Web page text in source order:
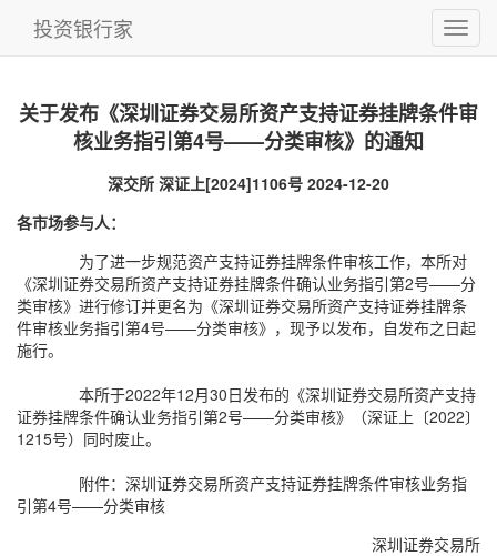
投资银行家
关于发布《深圳证券交易所资产支持证券挂牌条件审
核业务指引第4号——分类审核》的通知
深交所 深证上[2024]1106号 2024-12-20
各市场参与人：
为了进一步规范资产支持证券挂牌条件审核工作，本所对
《深圳证券交易所资产支持证券挂牌条件确认业务指引第2号——分
类审核》进行修订并更名为《深圳证券交易所资产支持证券挂牌条
件审核业务指引第4号——分类审核》，现予以发布，自发布之日起
施行。
本所于2022年12月30日发布的《深圳证券交易所资产支持
证券挂牌条件确认业务指引第2号——分类审核》（深证上〔2022〕
1215号）同时废止。
附件：深圳证券交易所资产支持证券挂牌条件审核业务指
引第4号——分类审核
深圳证券交易所